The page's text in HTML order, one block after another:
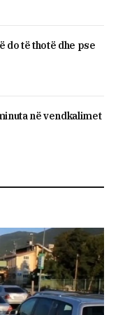
do të thotë dhe pse
në vendkalimet